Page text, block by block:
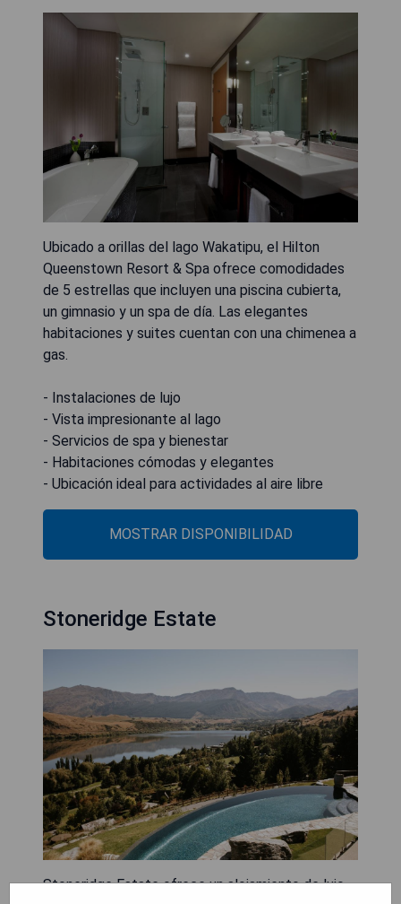
Ubicado a orillas del lago Wakatipu, el Hilton
Queenstown Resort & Spa ofrece comodidades
de 5 estrellas que incluyen una piscina cubierta,
un gimnasio y un spa de día. Las elegantes
habitaciones y suites cuentan con una chimenea a
gas.
- Instalaciones de lujo
- Vista impresionante al lago
- Servicios de spa y bienestar
- Habitaciones cómodas y elegantes
- Ubicación ideal para actividades al aire libre
MOSTRAR DISPONIBILIDAD
Stoneridge Estate
Stoneridge Estate ofrece un alojamiento de lujo